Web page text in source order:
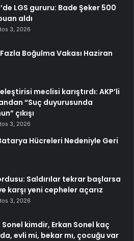
LGS gururu: Bade Şeker 500
aldı
3, 2026
Fazla Boğulma Vakası Haziran
meclisi karıştırdı: AKP’li
“Suç duyurusunda
çıkışı
3, 2026
Hücreleri Nedeniyle Geri
Saldırılar tekrar başlarsa
karşı yeni cepheler açarız
3, 2026
Sonel kimdir, Erkan Sonel kaç
evli mi, bekar mı, çocuğu var